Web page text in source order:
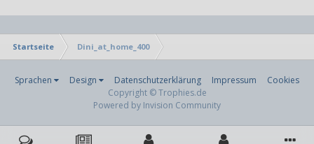
Startseite Dini_at_home_400
Sprachen Design Datenschutzerklärung Impressum
Cookies
Copyright © Trophies.de
Powered by Invision Community